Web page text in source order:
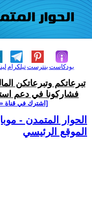
تيلكرامبنترست بودكاست
تبرعاتكم وتبرعاتكن
فشاركونا في دعم
[اشترك في قناة
الحوار المتمدن -
الموقع الرئيسي